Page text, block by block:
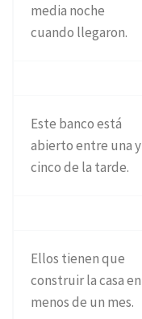
media noche
cuando llegaron.
Este banco está
abierto entre una y
cinco de la tarde.
Ellos tienen que
construir la casa en
menos de un mes.